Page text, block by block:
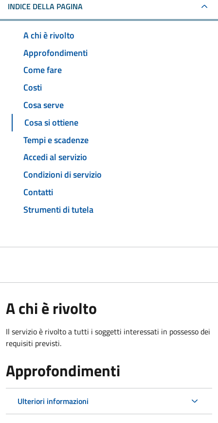
INDICE DELLA PAGINA
A chi è rivolto
Approfondimenti
Come fare
Costi
Cosa serve
Cosa si ottiene
Tempi e scadenze
Accedi al servizio
Condizioni di servizio
Contatti
Strumenti di tutela
A chi è rivolto
Il servizio è rivolto a tutti i soggetti interessati in possesso dei
requisiti previsti.
Approfondimenti
Ulteriori informazioni